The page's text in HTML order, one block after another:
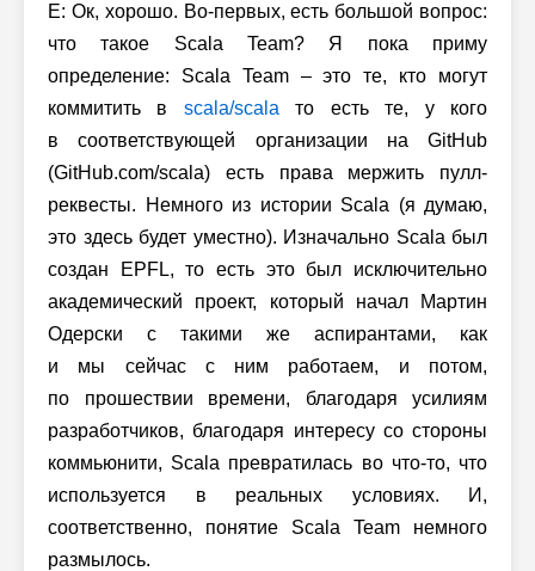
Е: Ок, хорошо. Во-первых, есть большой вопрос:
что такое Scala Team? Я пока приму
определение: Scala Team – это те, кто могут
коммитить в scala/scala то есть те, у кого
в соответствующей организации на GitHub
(GitHub.com/scala) есть права мержить пулл-
реквесты. Немного из истории Scala (я думаю,
это здесь будет уместно). Изначально Scala был
создан EPFL, то есть это был исключительно
академический проект, который начал Мартин
Одерски с такими же аспирантами, как
и мы сейчас с ним работаем, и потом,
по прошествии времени, благодаря усилиям
разработчиков, благодаря интересу со стороны
коммьюнити, Scala превратилась во что-то, что
используется в реальных условиях. И,
соответственно, понятие Scala Team немного
размылось.